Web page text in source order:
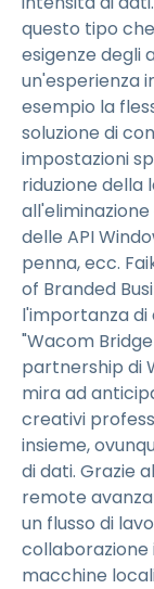
questo tipo
esigenze degli
un'esperienza
esempio la
soluzione di
impostazioni
riduzione della
delle API
penna, ecc.
of Branded
l'importanza di
"Wacom
partnership di
mira ad
creativi
insieme,
di dati. Grazie
remote
un flusso di
collaborazione
macchine